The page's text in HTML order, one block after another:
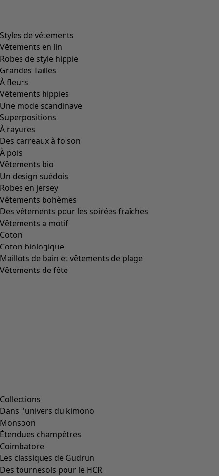
Styles de vétements
Vêtements en lin
Robes de style hippie
Grandes Tailles
À fleurs
Vêtements hippies
Une mode scandinave
Superpositions
À rayures
Des carreaux à foison
À pois
Vêtements bio
Un design suédois
Robes en jersey
Vêtements bohèmes
Des vêtements pour les soirées fraîches
Vêtements à motif
Coton
Coton biologique
Maillots de bain et vêtements de plage
Vêtements de fête
Collections
Dans l'univers du kimono
Monsoon
Étendues champêtres
Coimbatore
Les classiques de Gudrun
Des tournesols pour le HCR